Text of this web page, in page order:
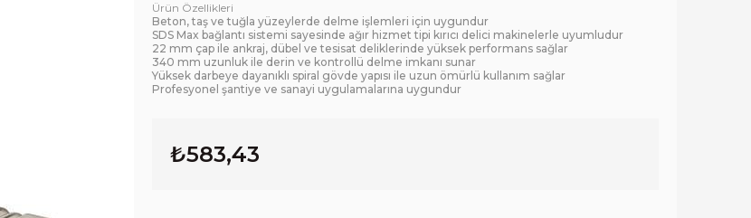
Ürün Özellikleri
Beton, taş ve tuğla yüzeylerde delme işlemleri için uygundur
SDS Max bağlantı sistemi sayesinde ağır hizmet tipi kırıcı delici makinelerle uyumludur
22 mm çap ile ankraj, dübel ve tesisat deliklerinde yüksek performans sağlar
340 mm uzunluk ile derin ve kontrollü delme imkanı sunar
Yüksek darbeye dayanıklı spiral gövde yapısı ile uzun ömürlü kullanım sağlar
Profesyonel şantiye ve sanayi uygulamalarına uygundur
₺583,43